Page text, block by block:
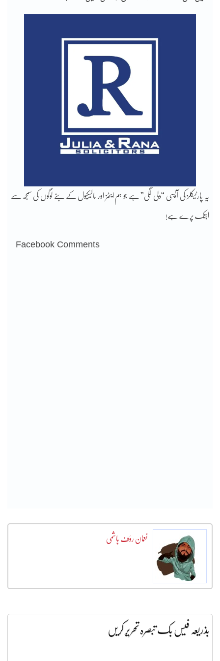
یہ پارٹیکلز کی آپسی “دلی لگی” ہے جو ہم ایٹمز اور مالیکیول کے بنے لوگوں کی سمجھ سے
ابتک پرے ہے!
Facebook Comments
نعمان رؤف ہاشمی
بذریعہ فیس بک تبصرہ تحریر کریں